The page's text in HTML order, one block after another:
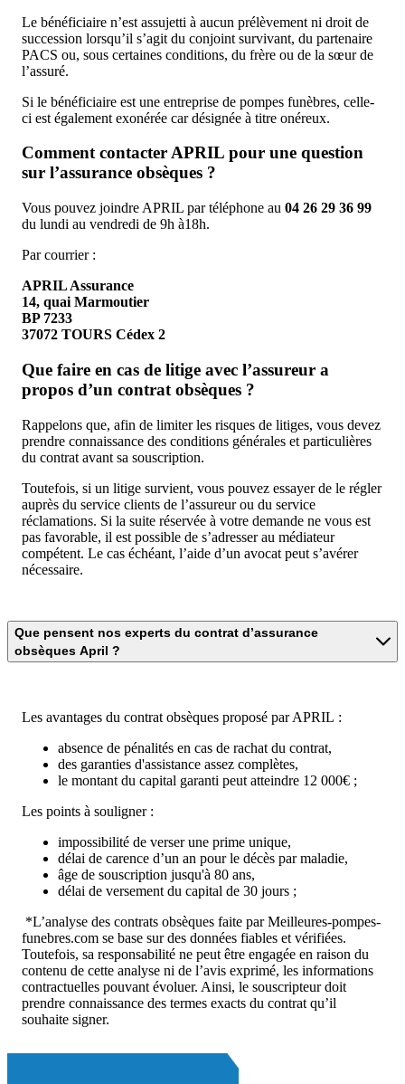
Le bénéficiaire n’est assujetti à aucun prélèvement ni droit de
succession lorsqu’il s’agit du conjoint survivant, du partenaire
PACS ou, sous certaines conditions, du frère ou de la sœur de
l’assuré.
Si le bénéficiaire est une entreprise de pompes funèbres, celle-
ci est également exonérée car désignée à titre onéreux.
Comment contacter APRIL pour une question
sur l’assurance obsèques ?
Vous pouvez joindre APRIL par téléphone au 04 26 29 36 99
du lundi au vendredi de 9h à18h.
Par courrier :
APRIL Assurance
14, quai Marmoutier
BP 7233
37072 TOURS Cédex 2
Que faire en cas de litige avec l’assureur a
propos d’un contrat obsèques ?
Rappelons que, afin de limiter les risques de litiges, vous devez
prendre connaissance des conditions générales et particulières
du contrat avant sa souscription.
Toutefois, si un litige survient, vous pouvez essayer de le régler
auprès du service clients de l’assureur ou du service
réclamations. Si la suite réservée à votre demande ne vous est
pas favorable, il est possible de s’adresser au médiateur
compétent. Le cas échéant, l’aide d’un avocat peut s’avérer
nécessaire.
Que pensent nos experts du contrat d’assurance
obsèques April ?
Les avantages du contrat obsèques proposé par APRIL :
absence de pénalités en cas de rachat du contrat,
des garanties d'assistance assez complètes,
le montant du capital garanti peut atteindre 12 000€ ;
Les points à souligner :
impossibilité de verser une prime unique,
délai de carence d’un an pour le décès par maladie,
âge de souscription jusqu'à 80 ans,
délai de versement du capital de 30 jours ;
*L’analyse des contrats obsèques faite par Meilleures-pompes-
funebres.com se base sur des données fiables et vérifiées.
Toutefois, sa responsabilité ne peut être engagée en raison du
contenu de cette analyse ni de l’avis exprimé, les informations
contractuelles pouvant évoluer. Ainsi, le souscripteur doit
prendre connaissance des termes exacts du contrat qu’il
souhaite signer.